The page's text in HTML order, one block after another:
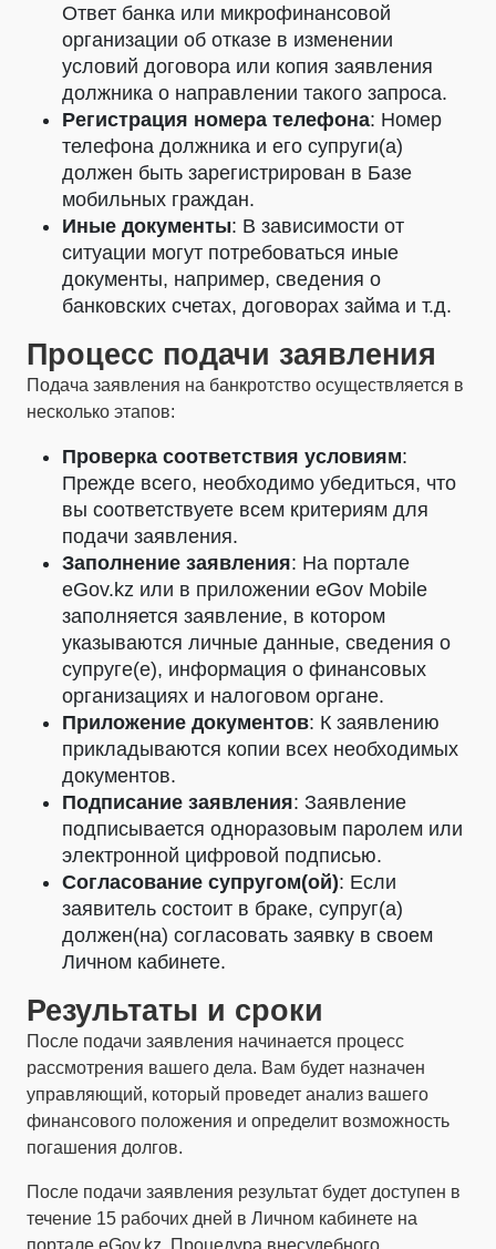
Ответ банка или микрофинансовой
организации об отказе в изменении
условий договора или копия заявления
должника о направлении такого запроса.
Регистрация номера телефона: Номер
телефона должника и его супруги(а)
должен быть зарегистрирован в Базе
мобильных граждан.
Иные документы: В зависимости от
ситуации могут потребоваться иные
документы, например, сведения о
банковских счетах, договорах займа и т.д.
Процесс подачи заявления
Подача заявления на банкротство осуществляется в
несколько этапов:
Проверка соответствия условиям:
Прежде всего, необходимо убедиться, что
вы соответствуете всем критериям для
подачи заявления.
Заполнение заявления: На портале
eGov.kz или в приложении eGov Mobile
заполняется заявление, в котором
указываются личные данные, сведения о
супруге(е), информация о финансовых
организациях и налоговом органе.
Приложение документов: К заявлению
прикладываются копии всех необходимых
документов.
Подписание заявления: Заявление
подписывается одноразовым паролем или
электронной цифровой подписью.
Согласование супругом(ой): Если
заявитель состоит в браке, супруг(а)
должен(на) согласовать заявку в своем
Личном кабинете.
Результаты и сроки
После подачи заявления начинается процесс
рассмотрения вашего дела. Вам будет назначен
управляющий, который проведет анализ вашего
финансового положения и определит возможность
погашения долгов.
После подачи заявления результат будет доступен в
течение 15 рабочих дней в Личном кабинете на
портале eGov.kz. Процедура внесудебного